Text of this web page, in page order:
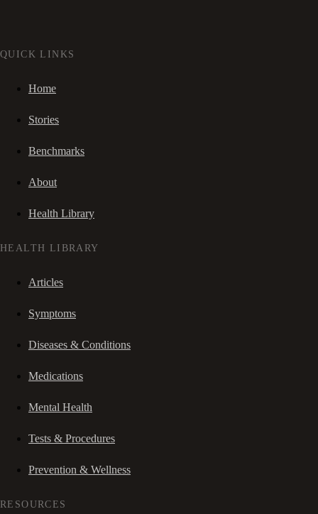
QUICK LINKS
Home
Stories
Benchmarks
About
Health Library
HEALTH LIBRARY
Articles
Symptoms
Diseases & Conditions
Medications
Mental Health
Tests & Procedures
Prevention & Wellness
RESOURCES